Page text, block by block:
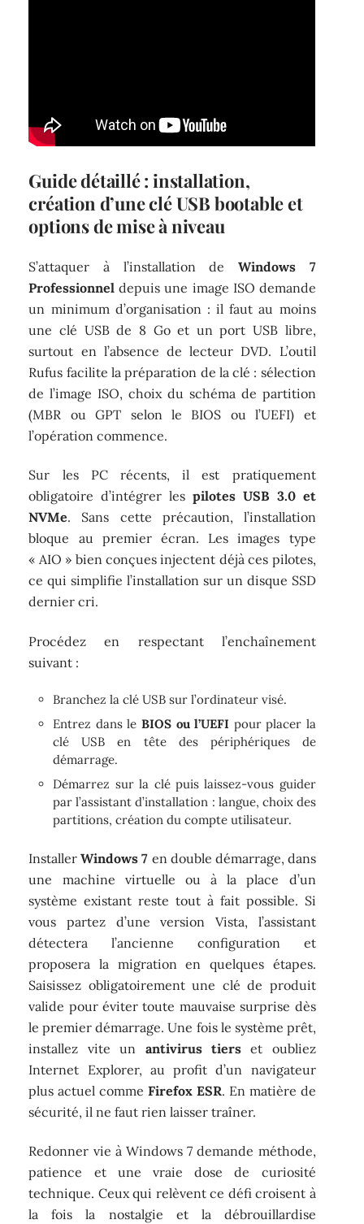
Guide détaillé : installation,
création d’une clé USB bootable et
options de mise à niveau
S’attaquer à l’installation de Windows 7
Professionnel depuis une image ISO demande
un minimum d’organisation : il faut au moins
une clé USB de 8 Go et un port USB libre,
surtout en l’absence de lecteur DVD. L’outil
Rufus facilite la préparation de la clé : sélection
de l’image ISO, choix du schéma de partition
(MBR ou GPT selon le BIOS ou l’UEFI) et
l’opération commence.
Sur les PC récents, il est pratiquement
obligatoire d’intégrer les pilotes USB 3.0 et
NVMe. Sans cette précaution, l’installation
bloque au premier écran. Les images type
« AIO » bien conçues injectent déjà ces pilotes,
ce qui simplifie l’installation sur un disque SSD
dernier cri.
Procédez en respectant l’enchaînement
suivant :
Branchez la clé USB sur l’ordinateur visé.
Entrez dans le BIOS ou l’UEFI pour placer la
clé USB en tête des périphériques de
démarrage.
Démarrez sur la clé puis laissez-vous guider
par l’assistant d’installation : langue, choix des
partitions, création du compte utilisateur.
InstallerWindows 7 en double démarrage, dans
une machine virtuelle ou à la place d’un
système existant reste tout à fait possible. Si
vous partez d’une version Vista, l’assistant
détectera l’ancienne configuration et
proposera la migration en quelques étapes.
Saisissez obligatoirement une clé de produit
valide pour éviter toute mauvaise surprise dès
le premier démarrage. Une fois le système prêt,
installez vite un antivirus tierset oubliez
Internet Explorer, au profit d’un navigateur
plus actuel commeFirefox ESR. En matière de
sécurité, il ne faut rien laisser traîner.
Redonner vie à Windows 7 demande méthode,
patience et une vraie dose de curiosité
technique. Ceux qui relèvent ce défi croisent à
la fois la nostalgie et la débrouillardise